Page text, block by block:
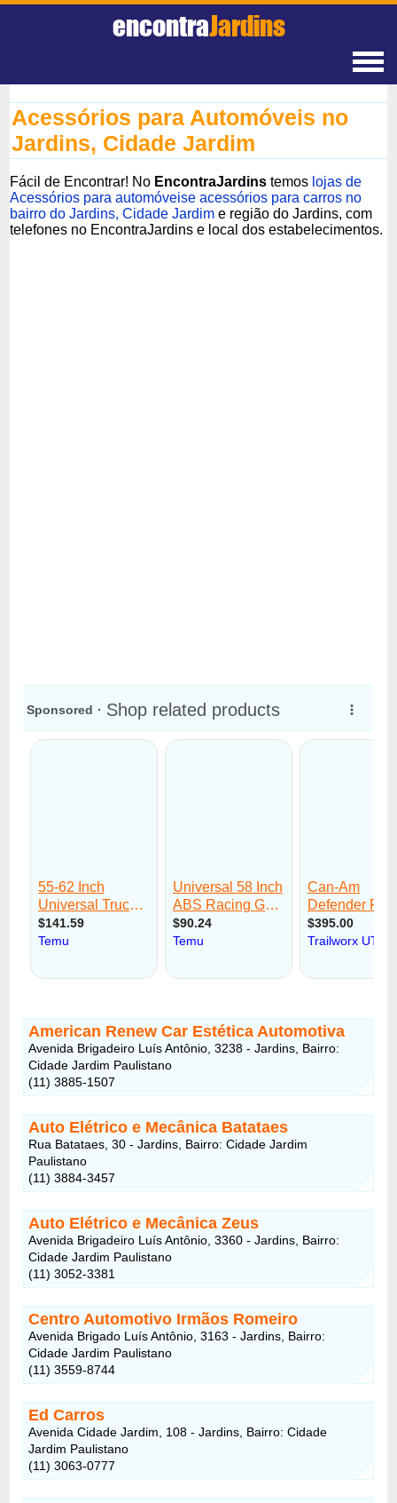
encontraJardins
Acessórios para Automóveis no
Jardins, Cidade Jardim
Fácil de Encontrar! No EncontraJardins temos lojas de
Acessórios para automóveise acessórios para carros no
bairro do Jardins, Cidade Jardim e região do Jardins, com
telefones no EncontraJardins e local dos estabelecimentos.
American Renew Car Estética Automotiva
Avenida Brigadeiro Luís Antônio, 3238 - Jardins, Bairro:
Cidade Jardim Paulistano
(11) 3885-1507
Auto Elétrico e Mecânica Batataes
Rua Batataes, 30 - Jardins, Bairro: Cidade Jardim
Paulistano
(11) 3884-3457
Auto Elétrico e Mecânica Zeus
Avenida Brigadeiro Luís Antônio, 3360 - Jardins, Bairro:
Cidade Jardim Paulistano
(11) 3052-3381
Centro Automotivo Irmãos Romeiro
Avenida Brigado Luís Antônio, 3163 - Jardins, Bairro:
Cidade Jardim Paulistano
(11) 3559-8744
Ed Carros
Avenida Cidade Jardim, 108 - Jardins, Bairro: Cidade
Jardim Paulistano
(11) 3063-0777